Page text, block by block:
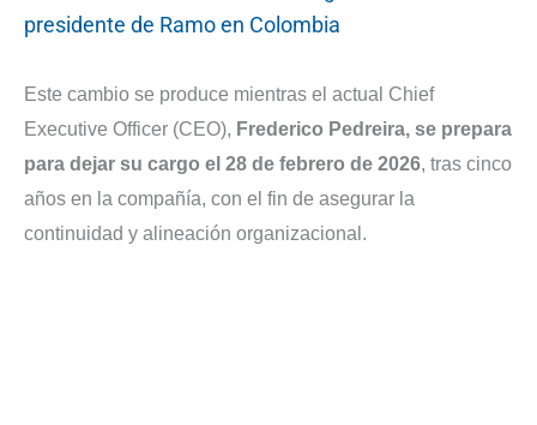
presidente de Ramo en Colombia
Este cambio se produce mientras el actual Chief
Executive Officer (CEO), Frederico Pedreira, se prepara
para dejar su cargo el 28 de febrero de 2026, tras cinco
años en la compañía, con el fin de asegurar la
continuidad y alineación organizacional.